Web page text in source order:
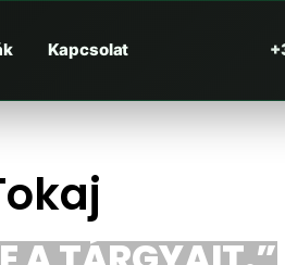
Kapcsolat